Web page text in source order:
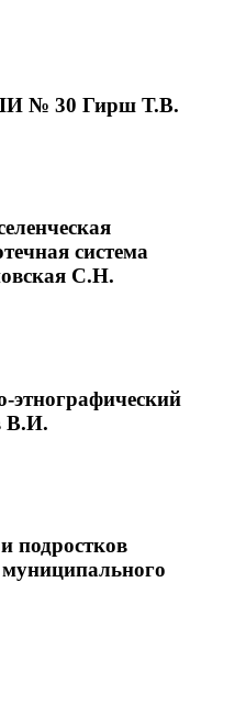
№ 30 Гирш Т.В.
система
С.Н.
В.И.
подростков